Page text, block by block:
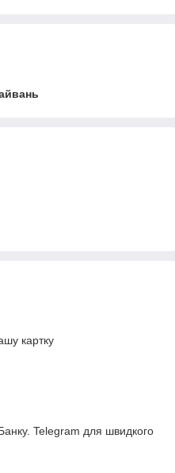
картку
Telegram для швидкого